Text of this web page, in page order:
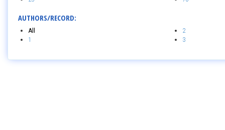
AUTHORS/RECORD:
All
1
2
3